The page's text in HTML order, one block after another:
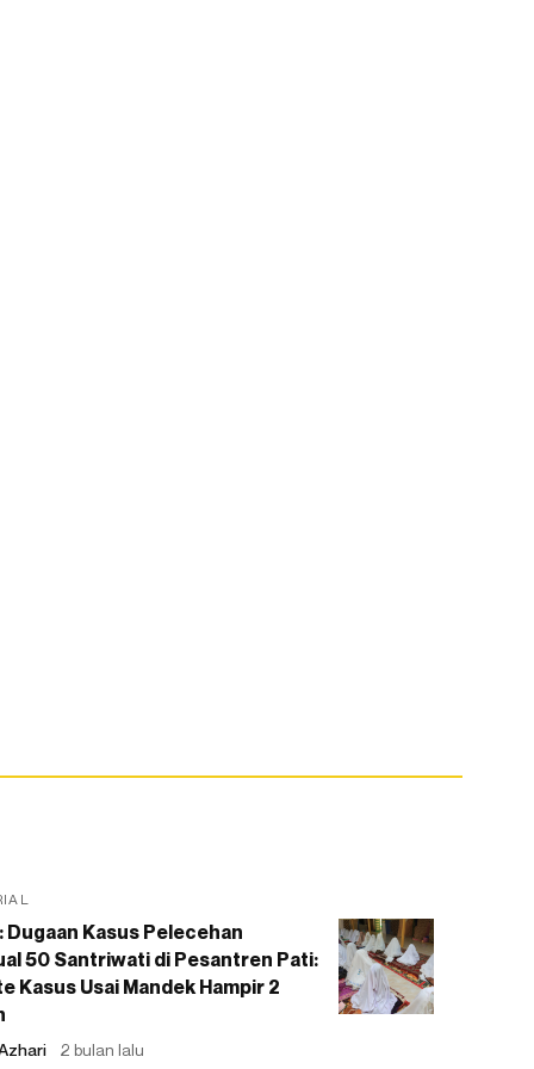
Dugaan Kasus Pelecehan
50 Santriwati di Pesantren Pati:
Kasus Usai Mandek Hampir 2
2 bulan lalu